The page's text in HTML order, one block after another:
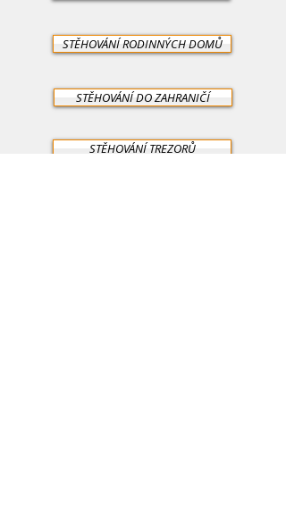
STĚHOVÁNÍ RODINNÝCH DOMŮ
STĚHOVÁNÍ DO ZAHRANIČÍ
STĚHOVÁNÍ TREZORŮ